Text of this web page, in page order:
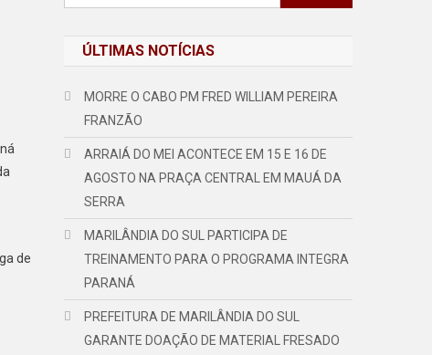
de
por:
ÚLTIMAS NOTÍCIAS
MORRE O CABO PM FRED WILLIAM PEREIRA
FRANZÃO
ARRAIÁ DO MEI ACONTECE EM 15 E 16 DE
AGOSTO NA PRAÇA CENTRAL EM MAUÁ DA
SERRA
MARILÂNDIA DO SUL PARTICIPA DE
TREINAMENTO PARA O PROGRAMA INTEGRA
PARANÁ
PREFEITURA DE MARILÂNDIA DO SUL
GARANTE DOAÇÃO DE MATERIAL FRESADO